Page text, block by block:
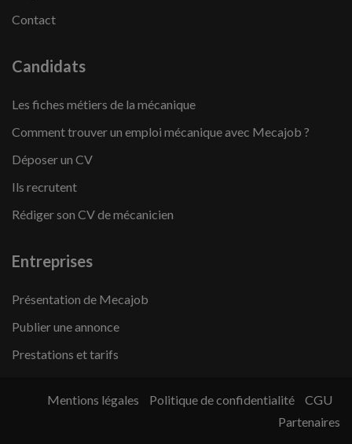
Contact
Candidats
Les fiches métiers de la mécanique
Comment trouver un emploi mécanique avec Mecajob ?
Déposer un CV
Ils recrutent
Rédiger son CV de mécanicien
Entreprises
Présentation de Mecajob
Publier une annonce
Prestations et tarifs
Mentions légales Politique de confidentialité
CGU
Partenaires